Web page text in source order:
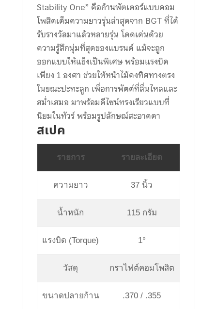
Stability One” คือก้านพัตเตอร์แบบคอม
โพสิตเต็มความยาวรุ่นล่าสุดจาก BGT ที่ได้
รับรางวัลมาแล้วหลายรุ่น โดดเด่นด้วย
ความรู้สึกนุ่มที่สุดของแบรนด์ แม้จะถูก
ออกแบบให้แข็งเป็นพิเศษ พร้อมแรงบิด
เพียง 1 องศา ช่วยให้หน้าไม้คงทิศทางตรง
ในขณะปะทะลูก เพื่อการพัตต์ที่ลื่นไหลและ
สม่ำเสมอ มาพร้อมดีไซน์ทรงเรียวแบบที่
นิยมในทัวร์ พร้อมรูปลักษณ์สะอาดตา
สเปค
รายการ รายละเอียด
ความยาว 37 นิ้ว
น้ำหนัก 115 กรัม
แรงบิด (Torque) 1°
วัสดุ กราไฟต์คอมโพสิต
ขนาดปลายก้าน .370 / .355